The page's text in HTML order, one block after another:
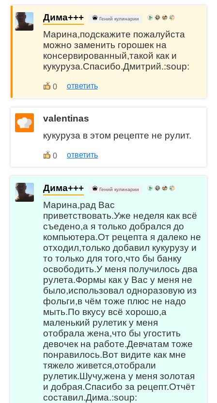
Дима+++ Гений кулинарии
Марина,подскажите пожалуйста
можно заменить горошек на
консервированный,такой как и
кукуруза.Спасибо.Дмитрий.:soup:
0 ответить
valentinas
кукуруза в этом рецепте не рулит.
0 ответить
Дима+++ Гений кулинарии
Марина,рад Вас
приветствовать.Уже неделя как всё
съедено,а я только добрался до
компьютера.От рецепта я далеко не
отходил,только добавил кукурузу и
то только для того,что бы банку
освободить.У меня получилось два
рулета.Формы как у Вас у меня не
было,использовал одноразовую из
фольги,в чём тоже плюс не надо
мыть.По вкусу всё хорошо,а
маленький рулетик у меня
отобрала жена,что бы угостить
девочек на работе.Девчатам тоже
понравилось.Вот видите как мне
тяжело живется,отобрали
рулетик.Шучу,жена у меня золотая
и добрая.Спасибо за рецепт.Отчёт
составил.Дима.:soup: